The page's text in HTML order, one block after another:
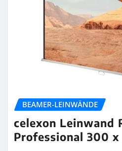
BEAMER-LEINWÄNDE
celexon Leinwand
Professional 300 x